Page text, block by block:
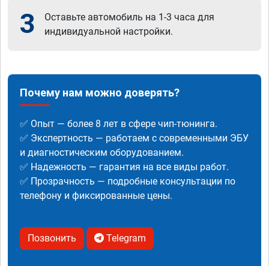
3
Оставьте автомобиль на 1-3 часа для
индивидуальной настройки.
Почему нам можно доверять?
✅ Опыт — более 8 лет в сфере чип-тюнинга.
✅ Экспертность — работаем с современными ЭБУ
и диагностическим оборудованием.
✅ Надежность — гарантия на все виды работ.
✅ Прозрачность — подробные консультации по
телефону и фиксированные цены.
Позвонить Telegram